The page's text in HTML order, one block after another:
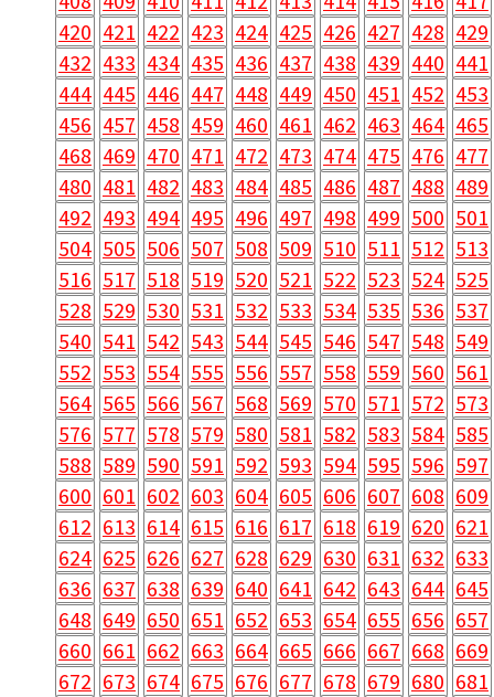
420 421 422 423 424 425 426 427 428 429
432 433 434 435 436 437 438 439 440 441
444 445 446 447 448 449 450 451 452 453
456 457 458 459 460 461 462 463 464 465
468 469 470 471 472 473 474 475 476 477
480 481 482 483 484 485 486 487 488 489
492 493 494 495 496 497 498 499 500 501
504 505 506 507 508 509 510 511 512 513
516 517 518 519 520 521 522 523 524 525
528 529 530 531 532 533 534 535 536 537
540 541 542 543 544 545 546 547 548 549
552 553 554 555 556 557 558 559 560 561
564 565 566 567 568 569 570 571 572 573
576 577 578 579 580 581 582 583 584 585
588 589 590 591 592 593 594 595 596 597
600 601 602 603 604 605 606 607 608 609
612 613 614 615 616 617 618 619 620 621
624 625 626 627 628 629 630 631 632 633
636 637 638 639 640 641 642 643 644 645
648 649 650 651 652 653 654 655 656 657
660 661 662 663 664 665 666 667 668 669
672 673 674 675 676 677 678 679 680 681